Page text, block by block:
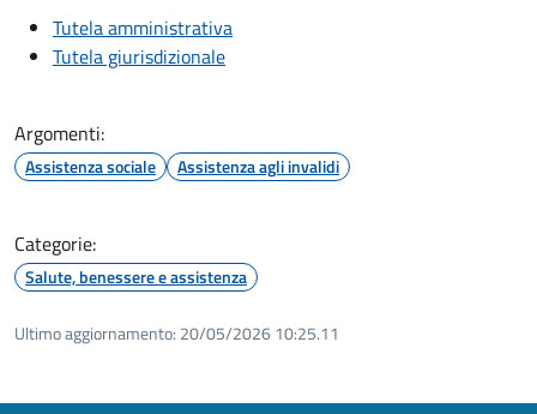
Tutela amministrativa
Tutela giurisdizionale
Argomenti:
Assistenza sociale Assistenza agli invalidi
Categorie:
Salute, benessere e assistenza
Ultimo aggiornamento: 20/05/2026 10:25.11